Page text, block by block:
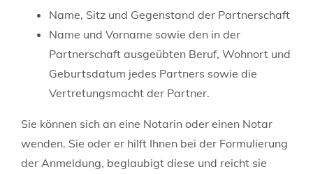
Name, Sitz und Gegenstand der Partnerschaft
Name und Vorname sowie den in der
Partnerschaft ausgeübten Beruf, Wohnort und
Geburtsdatum jedes Partners sowie die
Vertretungsmacht der Partner.
Sie können sich an eine Notarin oder einen Notar
wenden. Sie oder er hilft Ihnen bei der Formulierung
der Anmeldung, beglaubigt diese und reicht sie